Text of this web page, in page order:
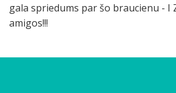
gala spriedums par šo braucienu - I
amigos!!!